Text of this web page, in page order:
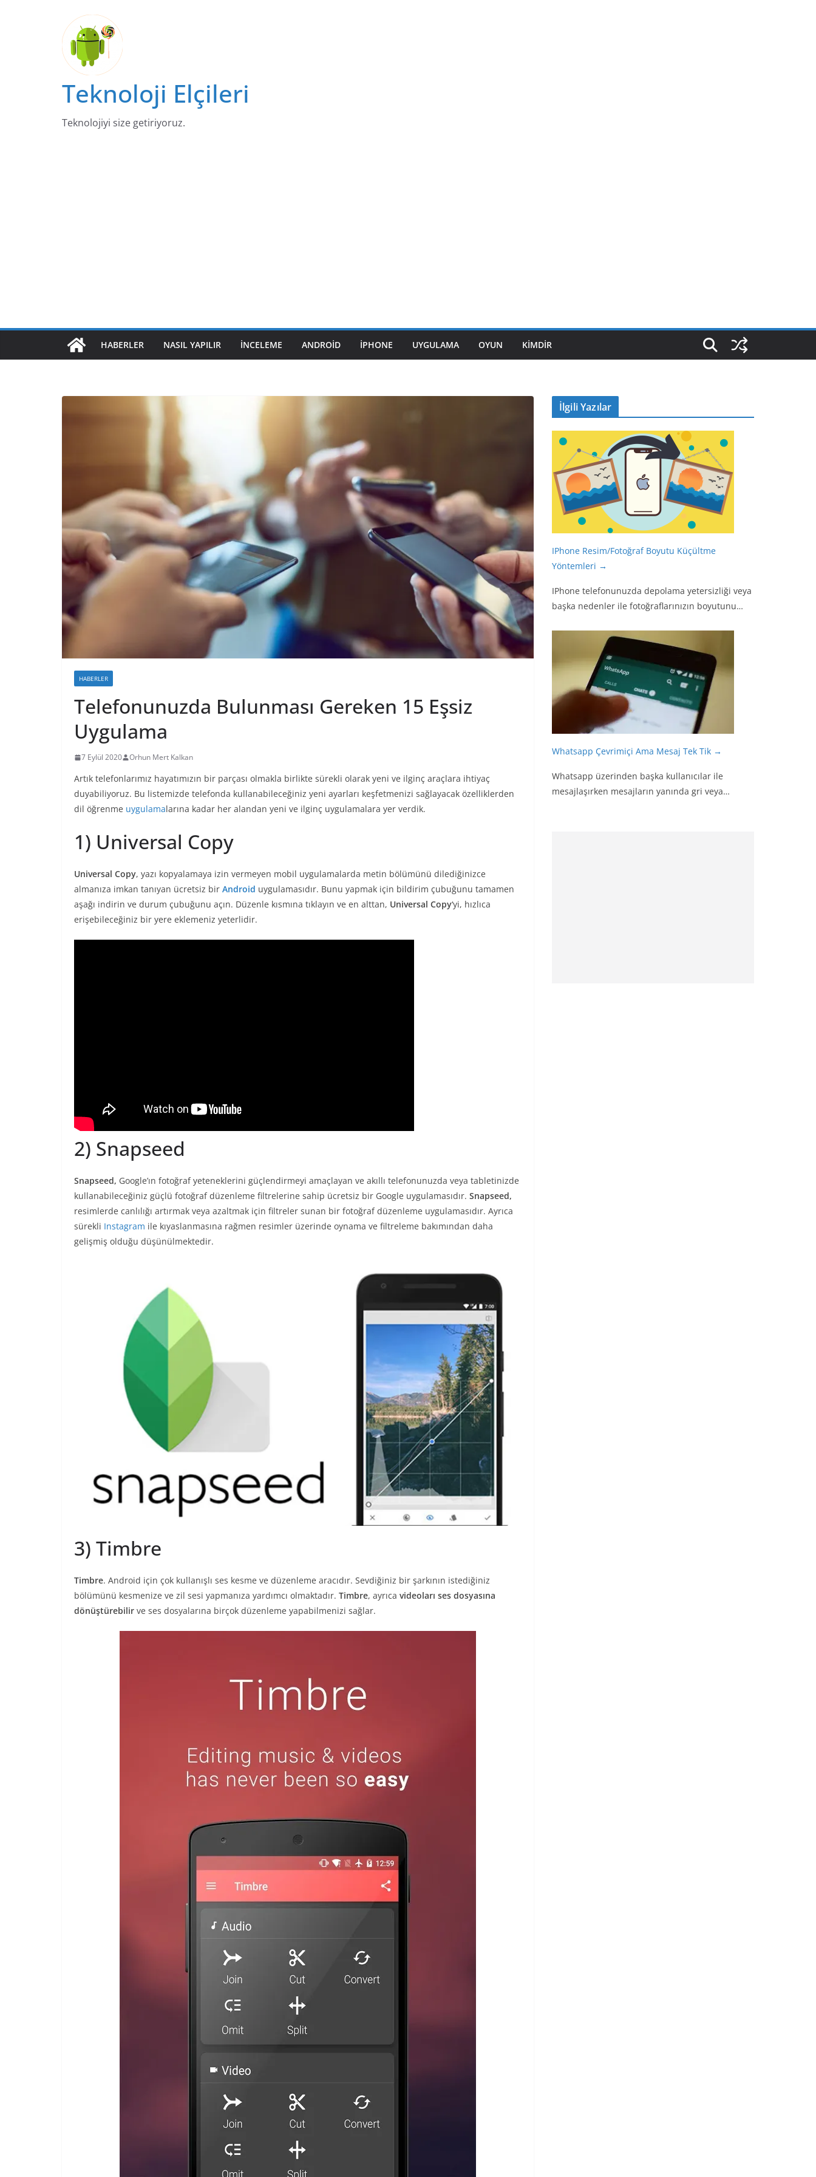
Teknoloji Elçileri
Teknolojiyi size getiriyoruz.
HABERLER NASIL YAPILIR İNCELEME ANDROID IPHONE UYGULAMA OYUN KIMDIR
HABERLER
Telefonunuzda Bulunması Gereken 15 Eşsiz
Uygulama
7 Eylül 2020 Orhun Mert Kalkan
Artık telefonlarımız hayatımızın bir parçası olmakla birlikte sürekli olarak yeni ve ilginç araçlara ihtiyaç
duyabiliyoruz. Bu listemizde telefonda kullanabileceğiniz yeni ayarları keşfetmenizi sağlayacak özelliklerden
dil öğrenme uygulamalarına kadar her alandan yeni ve ilginç uygulamalara yer verdik.
1) Universal Copy
Universal Copy, yazı kopyalamaya izin vermeyen mobil uygulamalarda metin bölümünü dilediğinizce
almanıza imkan tanıyan ücretsiz bir Android uygulamasıdır. Bunu yapmak için bildirim çubuğunu tamamen
aşağı indirin ve durum çubuğunu açın. Düzenle kısmına tıklayın ve en alttan, Universal Copy‘yi, hızlıca
erişebileceğiniz bir yere eklemeniz yeterlidir.
2) Snapseed
Snapseed, Google’ın fotoğraf yeteneklerini güçlendirmeyi amaçlayan ve akıllı telefonunuzda veya tabletinizde
kullanabileceğiniz güçlü fotoğraf düzenleme filtrelerine sahip ücretsiz bir Google uygulamasıdır. Snapseed,
resimlerde canlılığı artırmak veya azaltmak için filtreler sunan bir fotoğraf düzenleme uygulamasıdır. Ayrıca
sürekli Instagram ile kıyaslanmasına rağmen resimler üzerinde oynama ve filtreleme bakımından daha
gelişmiş olduğu düşünülmektedir.
3) Timbre
Timbre. Android için çok kullanışlı ses kesme ve düzenleme aracıdır. Sevdiğiniz bir şarkının istediğiniz
bölümünü kesmenize ve zil sesi yapmanıza yardımcı olmaktadır. Timbre, ayrıca videoları ses dosyasına
dönüştürebilir ve ses dosyalarına birçok düzenleme yapabilmenizi sağlar.
İlgili Yazılar
IPhone Resim/Fotoğraf Boyutu Küçültme
Yöntemleri →
IPhone telefonunuzda depolama yetersizliği veya
başka nedenler ile fotoğraflarınızın boyutunu…
Whatsapp Çevrimiçi Ama Mesaj Tek Tik →
Whatsapp üzerinden başka kullanıcılar ile
mesajlaşırken mesajların yanında gri veya…